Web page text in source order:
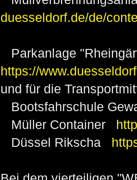
duesseldorf.de/de/
Parkanlage
https://
und für die
Bootsfahrschule
Müller Container
Düssel Rikscha